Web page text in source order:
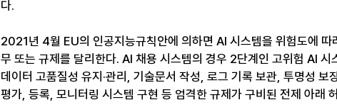
다.
2021년 4월 EU의 인공지능규칙안에 의하면 AI 시스템을 위험도에 따
무 또는 규제를 달리한다. AI 채용 시스템의 경우 2단계인 고위험 AI 시
데이터 고품질성 유지·관리, 기술문서 작성, 로그 기록 보관, 투명성 보
평가, 등록, 모니터링 시스템 구현 등 엄격한 규제가 구비된 전제 아래